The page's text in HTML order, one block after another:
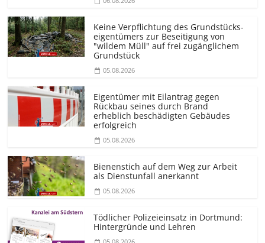
Keine Verpflichtung des Grundstücks­
eigentümers zur Beseitigung von
"wildem Müll" auf frei zugänglichem
Grundstück
05.08.2026
Eigentümer mit Eilantrag gegen
Rückbau seines durch Brand
erheblich beschädigten Gebäudes
erfolgreich
05.08.2026
Bienenstich auf dem Weg zur Arbeit
als Dienstunfall anerkannt
05.08.2026
Tödlicher Polizeieinsatz in Dortmund:
Hintergründe und Lehren
05.08.2026